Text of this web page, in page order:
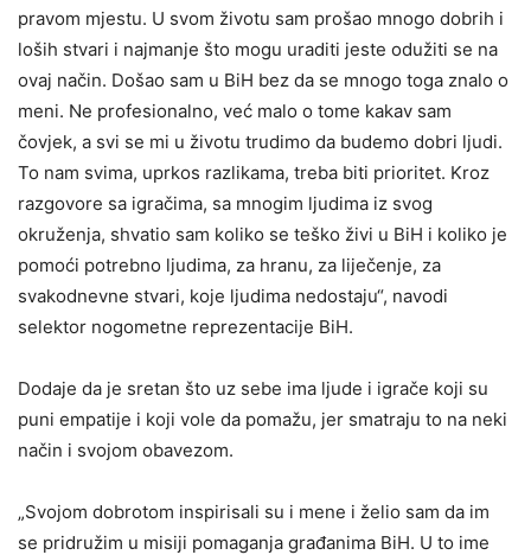
pravom mjestu. U svom životu sam prošao mnogo dobrih i
loših stvari i najmanje što mogu uraditi jeste odužiti se na
ovaj način. Došao sam u BiH bez da se mnogo toga znalo o
meni. Ne profesionalno, već malo o tome kakav sam
čovjek, a svi se mi u životu trudimo da budemo dobri ljudi.
To nam svima, uprkos razlikama, treba biti prioritet. Kroz
razgovore sa igračima, sa mnogim ljudima iz svog
okruženja, shvatio sam koliko se teško živi u BiH i koliko je
pomoći potrebno ljudima, za hranu, za liječenje, za
svakodnevne stvari, koje ljudima nedostaju“, navodi
selektor nogometne reprezentacije BiH.
Dodaje da je sretan što uz sebe ima ljude i igrače koji su
puni empatije i koji vole da pomažu, jer smatraju to na neki
način i svojom obavezom.
„Svojom dobrotom inspirisali su i mene i želio sam da im
se pridružim u misiji pomaganja građanima BiH. U to ime